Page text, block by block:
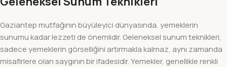
Gaziantep mutfağının büyüleyici dünyasında, yemeklerin
sunumu kadar lezzeti de önemlidir. Geleneksel sunum teknikleri,
sadece yemeklerin görselliğini artırmakla kalmaz, aynı zamanda
misafirlere olan saygının bir ifadesidir. Yemekler, genellikle renkli